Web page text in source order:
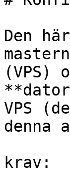
Den
(VPS)
VPS
denna
krav: